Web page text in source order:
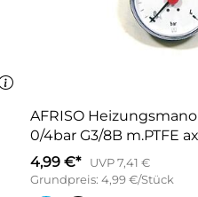
AFRISO
0/4bar G3/8B m.PTFE
4,99 €*
UVP 7,41 €
Grundpreis: 4,99 €/Stück